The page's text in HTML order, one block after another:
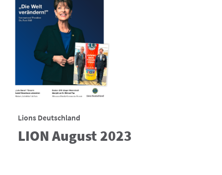
Lions Deutschland
LION August 2023